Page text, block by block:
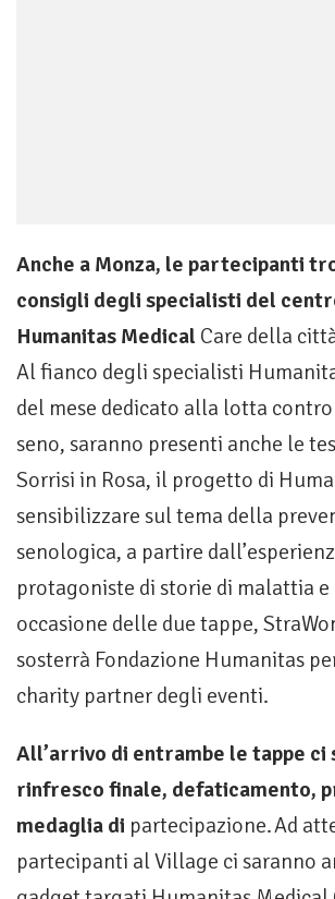
Anche a Monza, le partecipanti
consigli degli specialisti del
Humanitas Medical Care della
Al fianco degli specialisti
del mese dedicato alla lotta
seno, saranno presenti anche le
Sorrisi in Rosa, il progetto di
sensibilizzare sul tema della
senologica, a partire
protagoniste di storie di malattia
occasione delle due tappe,
sosterrà Fondazione Humanitas
charity partner degli eventi.
All’arrivo di entrambe le tappe ci
rinfresco finale, defaticamento,
medaglia di partecipazione. Ad
partecipanti al Village ci saranno